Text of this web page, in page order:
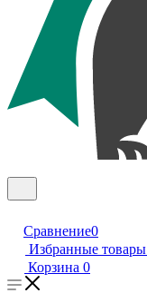
Сравнение0
Избранные товары
Корзина 0